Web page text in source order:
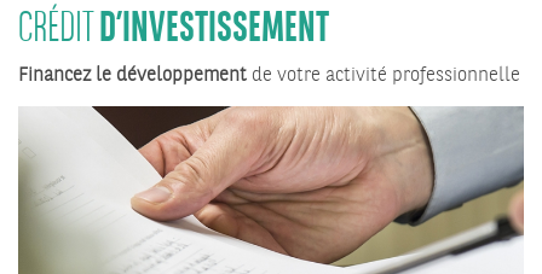
CRÉDIT
Financez le développement de votre activité professionnelle